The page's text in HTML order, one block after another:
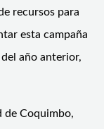
recursos para
esta campaña
año anterior,
de Coquimbo,